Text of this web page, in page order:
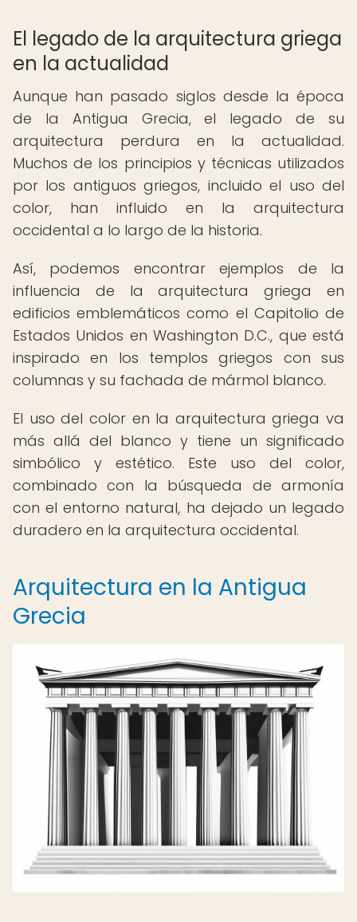
El legado de la arquitectura griega
en la actualidad
Aunque han pasado siglos desde la época
de la Antigua Grecia, el legado de su
arquitectura perdura en la actualidad.
Muchos de los principios y técnicas utilizados
por los antiguos griegos, incluido el uso del
color, han influido en la arquitectura
occidental a lo largo de la historia.
Así, podemos encontrar ejemplos de la
influencia de la arquitectura griega en
edificios emblemáticos como el Capitolio de
Estados Unidos en Washington D.C., que está
inspirado en los templos griegos con sus
columnas y su fachada de mármol blanco.
El uso del color en la arquitectura griega va
más allá del blanco y tiene un significado
simbólico y estético. Este uso del color,
combinado con la búsqueda de armonía
con el entorno natural, ha dejado un legado
duradero en la arquitectura occidental.
Arquitectura en la Antigua
Grecia